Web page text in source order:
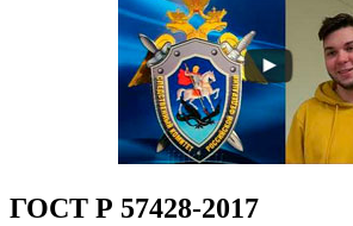
ГОСТ Р 57428-2017